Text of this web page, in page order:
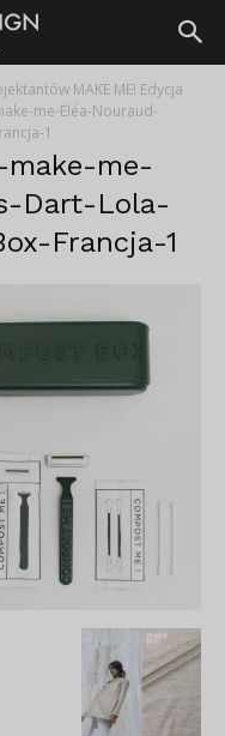
MAKE ME! Edycja
me-Eléa-Nouraud-
1
make-me-
Dart-Lola-
Francja-1